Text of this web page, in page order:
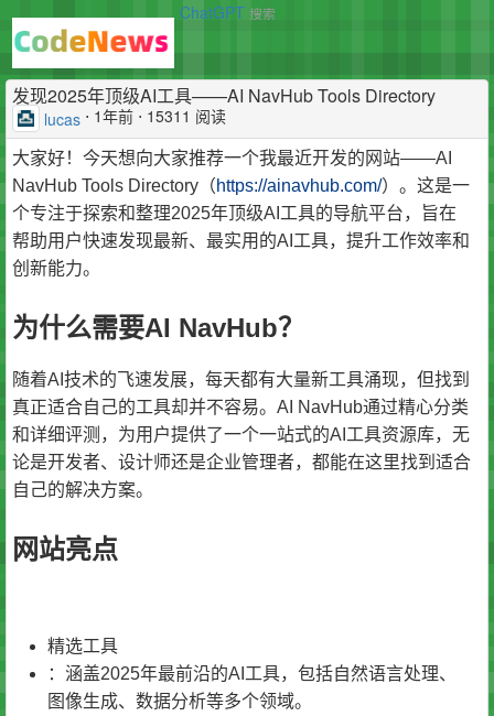
ChatGPT 搜索
发现2025年顶级AI工具——AI NavHub Tools Directory
lucas ⋅ 1年前 ⋅ 15311 阅读
大家好！今天想向大家推荐一个我最近开发的网站——AI
NavHub Tools Directory（https://ainavhub.com/）。这是一
个专注于探索和整理2025年顶级AI工具的导航平台，旨在
帮助用户快速发现最新、最实用的AI工具，提升工作效率和
创新能力。
为什么需要AI NavHub？
随着AI技术的飞速发展，每天都有大量新工具涌现，但找到
真正适合自己的工具却并不容易。AI NavHub通过精心分类
和详细评测，为用户提供了一个一站式的AI工具资源库，无
论是开发者、设计师还是企业管理者，都能在这里找到适合
自己的解决方案。
网站亮点
精选工具
：涵盖2025年最前沿的AI工具，包括自然语言处理、
图像生成、数据分析等多个领域。